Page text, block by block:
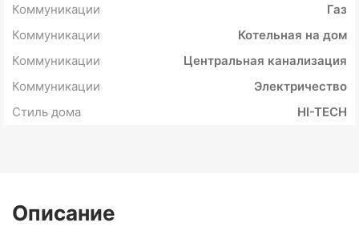
Коммуникации
Газ
Коммуникации
Котельная на дом
Коммуникации
Центральная канализация
Коммуникации
Электричество
Стиль дома
HI-TECH
Описание